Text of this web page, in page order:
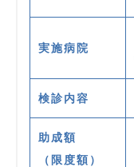
実施病院
検診内容
助成額
（限度額）